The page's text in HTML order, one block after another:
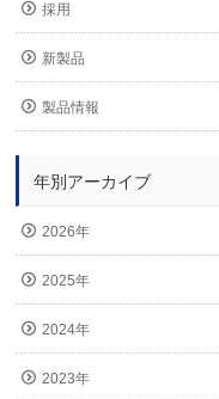
採用
新製品
製品情報
年別アーカイブ
2026年
2025年
2024年
2023年